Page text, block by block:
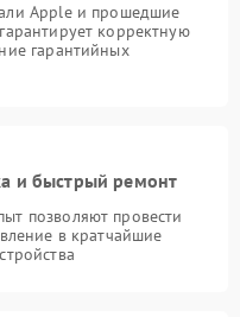
Apple и прошедшие
корректную
гарантийных
и быстрый ремонт
позволяют провести
в кратчайшие